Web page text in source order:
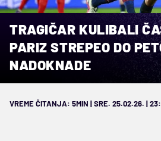
TRAGIČAR KULIBALI
PARIZ STREPEO DO
NADOKNADE
VREME ČITANJA: 5MIN | SRE. 25.02.26. |